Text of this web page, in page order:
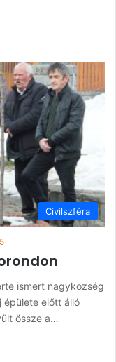
Civilszféra
ismert nagyközség
épülete előtt álló
össze a…